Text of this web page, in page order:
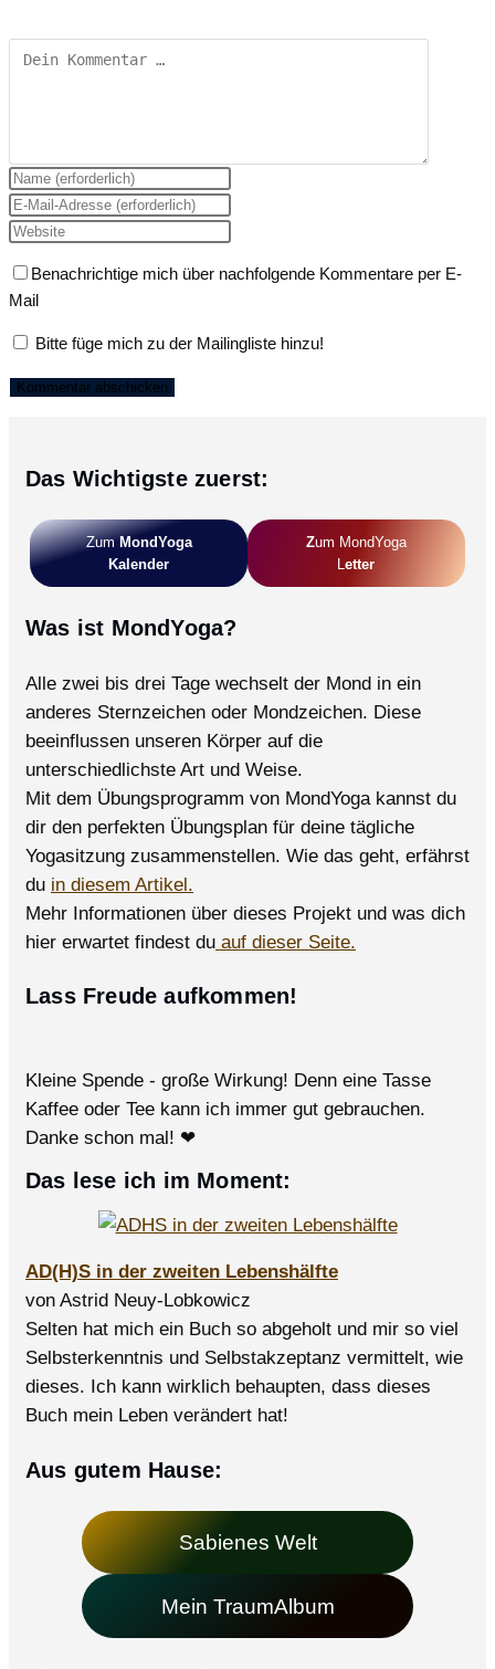
Gib
deinen
Namen
Benutzernamen
zum
Kommentieren
Gib
deine
Mail-
Adresse
zum
ein
Gib
Website-
URL
ein
Benachrichtige mich über nachfolgende Kommentare per E-
Mail
Bitte füge mich zu der Mailingliste hinzu!
Das Wichtigste zuerst:
ZumMondYoga
Kalender
ZUm MondYoga
LEtter
Was ist MondYoga?
Alle zwei bis drei Tage wechselt der Mond in ein
anderes Sternzeichen oder Mondzeichen. Diese
beeinflussen unseren Körper auf die
unterschiedlichste Art und Weise.
Mit dem Übungsprogramm von MondYoga kannst du
dir den perfekten Übungsplan für deine tägliche
Yogasitzung zusammenstellen. Wie das geht, erfährst
du in diesem Artikel.
Mehr Informationen über dieses Projekt und was dich
hier erwartet findest du auf dieser Seite.
Lass Freude aufkommen!
Kleine Spende - große Wirkung! Denn eine Tasse
Kaffee oder Tee kann ich immer gut gebrauchen.
Danke schon mal! ❤
Das lese ich im Moment:
AD(H)S in der zweiten Lebenshälfte
von Astrid Neuy-Lobkowicz
Selten hat mich ein Buch so abgeholt und mir so viel
Selbsterkenntnis und Selbstakzeptanz vermittelt, wie
dieses. Ich kann wirklich behaupten, dass dieses
Buch mein Leben verändert hat!
Aus gutem Hause:
Sabienes Welt
Mein TraumAlbum